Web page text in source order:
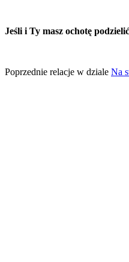
Jeśli i Ty masz ochotę
Poprzednie relacje w dziale Na